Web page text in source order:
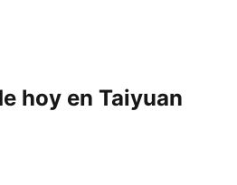
hoy en Taiyuan